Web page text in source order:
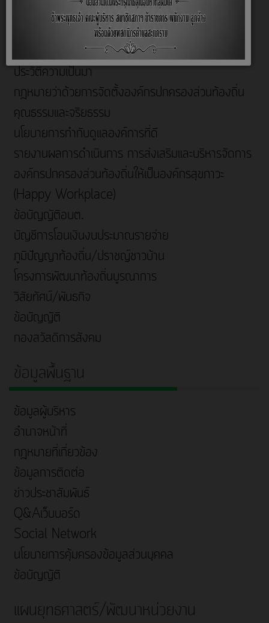
สภาพและข้อมูลพื้นฐาน
มาตรการต่างๆ
ลานกีฬาประจำหมู่บ้าน
ประวัติความเป็นมา
กฎหมายว่าด้วยการจัดตั้งองค์กรปกครองส่วนท้องถิ่น
คุณธรรมและจริยธรรม
นโยบายการกำกับดูแลองค์การที่ดี
รายงานผลการดำเนินการ การส่งเสริมและบริหารจัดการ
องค์กรปกครองส่วนท้องถิ่นให้เป็นองค์กรสุขภาวะ
(Happy Workplace)
ข้อบัญญัติอบต.
บัญชีการโอนเงินงบประมาณรายจ่าย
ภูมิปัญญาท้องถิ่น/ปราชญ์ชาวบ้าน
โครงการพัฒนาท้องถิ่นบูรณาการ
วิสัยทัศน์/พันธกิจ
ข้อบัญญัติ
กองสวัสดิการสังคม
ข้อมูลพื้นฐาน
ข้อมูลผู้บริหาร
อำนาจหน้าที่
กฎหมายที่เกี่ยวข้อง
ข้อมูลการติดต่อ
ข่าวประชาสัมพันธ์
Q&Aเว็บบอร์ด
Social Network
นโยบายการคุ้มครองข้อมูลส่วนบุคคล
ข้อบัญญัติ
แผนยุทธศาสตร์/พัฒนาหน่วยงาน